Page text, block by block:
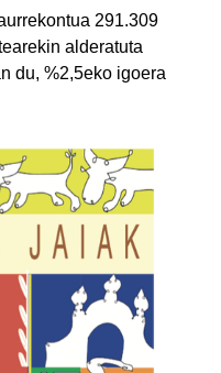
291.309
alderatuta
du, %2,5eko igoera